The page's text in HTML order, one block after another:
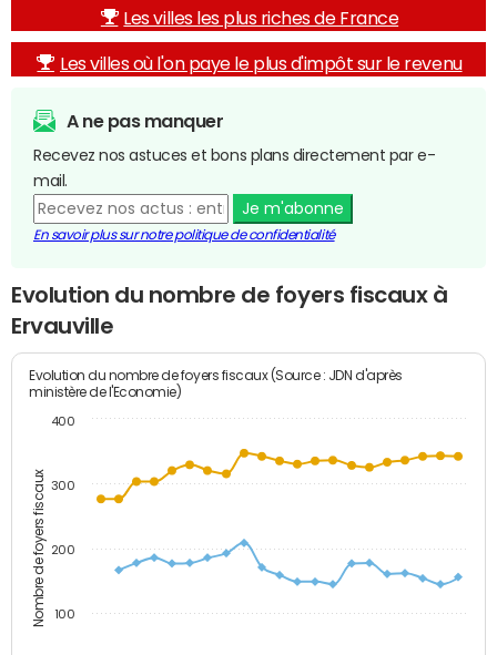
Les villes les plus riches de France
Les villes où l'on paye le plus d'impôt sur le revenu
A ne pas manquer
Recevez nos astuces et bons plans directement par e-
mail.
Je m'abonne
En savoir plus sur notre politique de confidentialité
Evolution du nombre de foyers fiscaux à
Ervauville
Nombre de foyers fiscaux
Evolution du nombre de foyers fiscaux (Source : JDN d'après
ministère de l'Economie)
100
200
300
400